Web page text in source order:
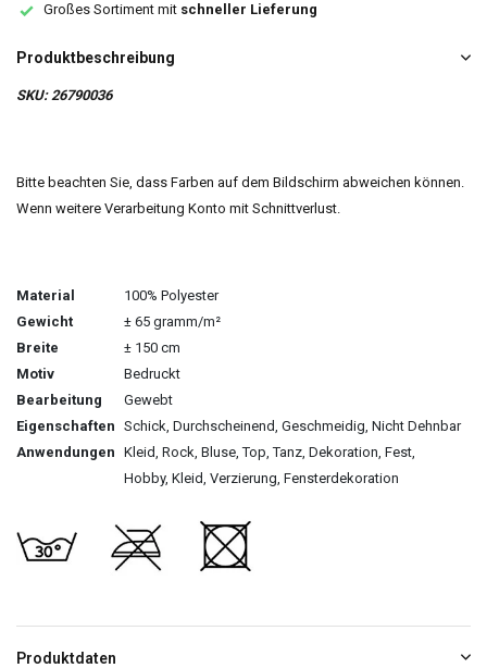
Großes Sortiment mit schneller Lieferung
Produktbeschreibung
SKU: 26790036
Bitte beachten Sie, dass Farben auf dem Bildschirm abweichen können.
Wenn weitere Verarbeitung Konto mit Schnittverlust.
Material
100% Polyester
Gewicht
± 65 gramm/m²
Breite
± 150 cm
Motiv
Bedruckt
Bearbeitung
Gewebt
Eigenschaften Schick, Durchscheinend, Geschmeidig, Nicht Dehnbar
Anwendungen Kleid, Rock, Bluse, Top, Tanz, Dekoration, Fest,
Hobby, Kleid, Verzierung, Fensterdekoration
Produktdaten